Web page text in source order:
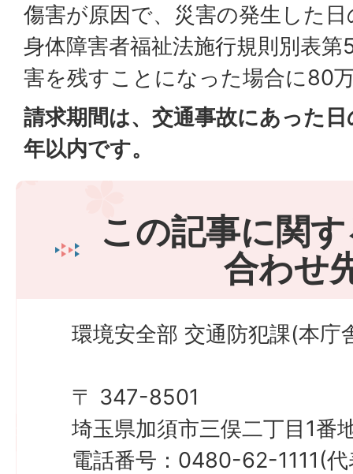
傷害が原因で、災害の発生した
身体障害者福祉法施行規則別表
害を残すことになった場合に80
請求期間は、交通事故にあった
年以内です。
この記事に関
合わせ
環境安全部 交通防犯課(本庁
〒 347-8501
埼玉県加須市三俣二丁目1番
電話番号：0480-62-1111(